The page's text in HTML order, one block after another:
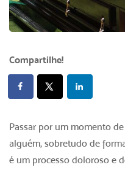
Compartilhe!
Passar por um momento
alguém, sobretudo de
é um processo doloroso e